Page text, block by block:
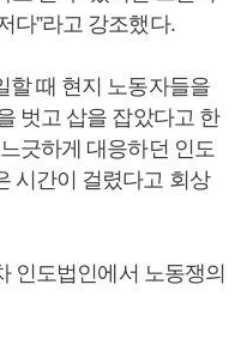
다”라고 강조했다.
할 때 현지 노동자들을
벗고 삽을 잡았다고 한
긋하게 대응하던 인도
시간이 걸렸다고 회상
인도법인에서 노동쟁의